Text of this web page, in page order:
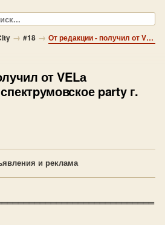
→ #18 → От редакции - получил от VELа пpиглашение на спектpумовское party г. Дзеpжинске.
от VELа
party г.
и реклама